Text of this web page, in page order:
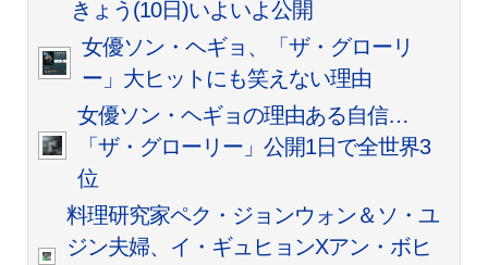
きょう(10日)いよいよ公開
女優ソン・ヘギョ、「ザ・グローリ
ー」大ヒットにも笑えない理由
女優ソン・ヘギョの理由ある自信…
「ザ・グローリー」公開1日で全世界3
位
料理研究家ペク・ジョンウォン＆ソ・ユ
ジン夫婦、イ・ギュヒョンXアン・ボヒ